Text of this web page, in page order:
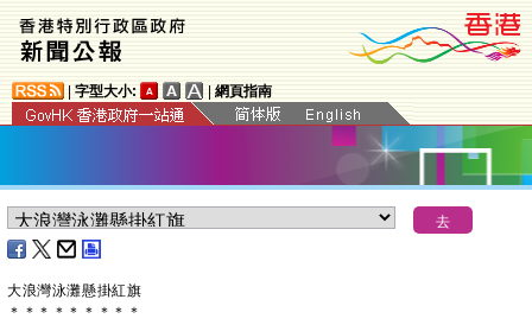
字型大小: 網頁指南
大浪灣泳灘懸掛紅旗
＊ ＊ ＊ ＊ ＊ ＊ ＊ ＊ ＊